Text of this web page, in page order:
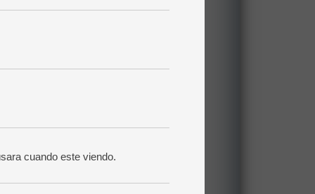
cuando este viendo.